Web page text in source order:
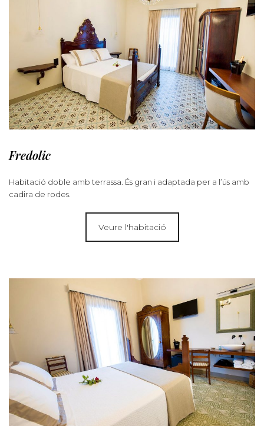
Fredolic
Habitació doble amb terrassa. És gran i adaptada per a l’ús amb
cadira de rodes.
Veure l'habitació